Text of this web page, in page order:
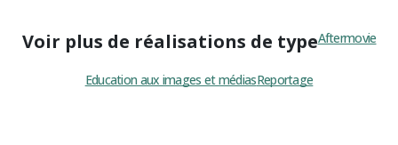
Voir plus de réalisations de typeAftermovie
Education aux images et médiasReportage